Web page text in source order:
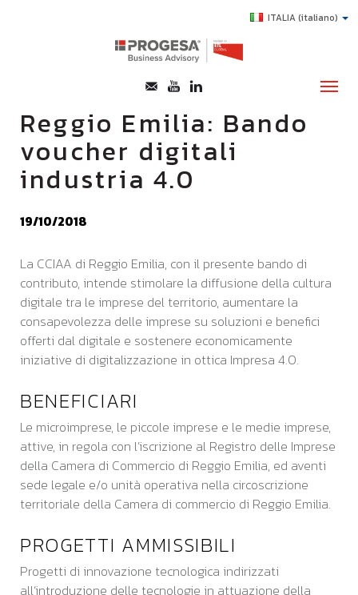
ITALIA(italiano)
CHI SIAMO
SERVIZI
E-LEARNING
AGEVOLAZIONI
SUCCESS STORY
CONTATTI
Reggio Emilia: Bando
voucher digitali
industria 4.0
19/10/2018
La CCIAA di Reggio Emilia, con il presente bando di
contributo, intende stimolare la diffusione della cultura
digitale tra le imprese del territorio, aumentare la
consapevolezza delle imprese su soluzioni e benefici
offerti dal digitale e sostenere economicamente
iniziative di digitalizzazione in ottica Impresa 4.0.
BENEFICIARI
Le microimprese, le piccole imprese e le medie imprese,
attive, in regola con l’iscrizione al Registro delle Imprese
della Camera di Commercio di Reggio Emilia, ed aventi
sede legale e/o unità operativa nella circoscrizione
territoriale della Camera di commercio di Reggio Emilia.
PROGETTI AMMISSIBILI
Progetti di innovazione tecnologica indirizzati
all’introduzione delle tecnologie in attuazione della